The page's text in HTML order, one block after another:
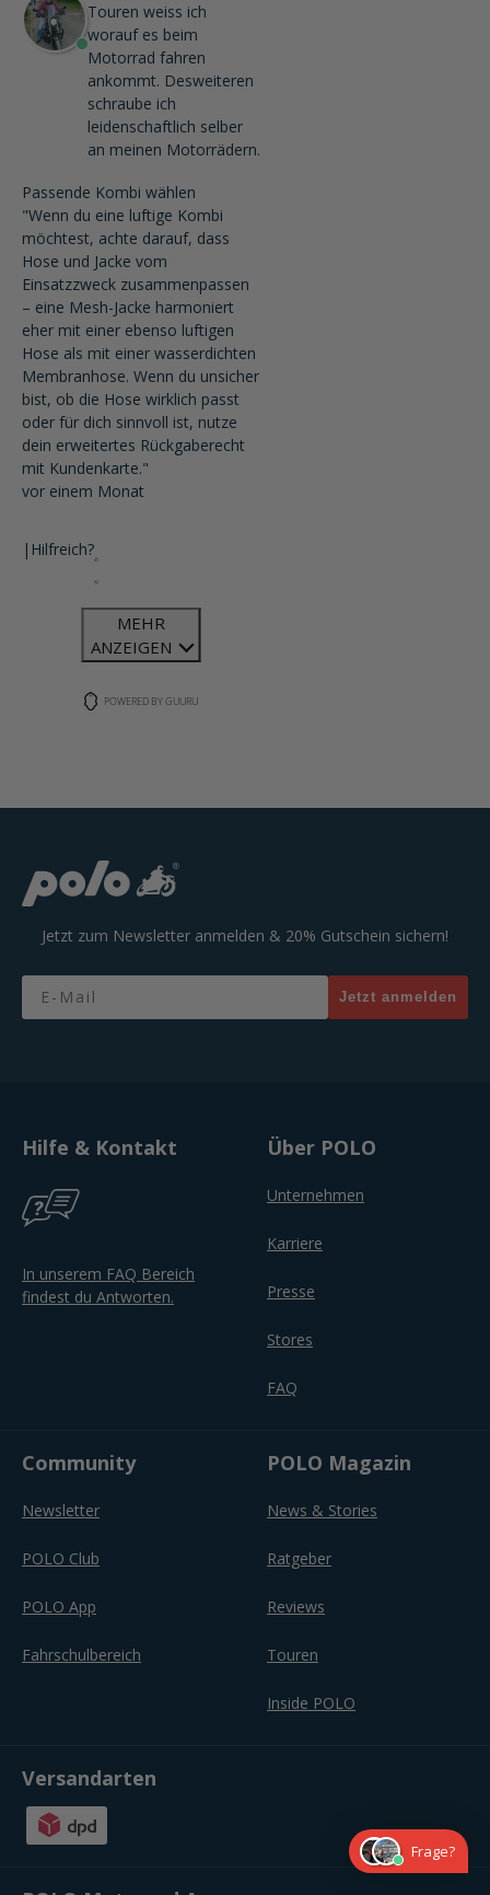
Touren weiss ich
worauf es beim
Motorrad fahren
ankommt. Desweiteren
schraube ich
leidenschaftlich selber
an meinen Motorrädern.
Passende Kombi wählen
"Wenn du eine luftige Kombi
möchtest, achte darauf, dass
Hose und Jacke vom
Einsatzzweck zusammenpassen
– eine Mesh-Jacke harmoniert
eher mit einer ebenso luftigen
Hose als mit einer wasserdichten
Membranhose. Wenn du unsicher
bist, ob die Hose wirklich passt
oder für dich sinnvoll ist, nutze
dein erweitertes Rückgaberecht
mit Kundenkarte."
vor einem Monat
| Hilfreich?
MEHR
ANZEIGEN
POWERED BY GUURU
Jetzt zum Newsletter anmelden & 20% Gutschein sichern!
Email
Jetzt anmelden
Hilfe & Kontakt
In unserem FAQ Bereich
findest du Antworten.
Über POLO
Unternehmen
Karriere
Presse
Stores
FAQ
Community
Newsletter
POLO Club
POLO App
Fahrschulbereich
POLO Magazin
News & Stories
Ratgeber
Reviews
Touren
Inside POLO
Versandarten
Frage?